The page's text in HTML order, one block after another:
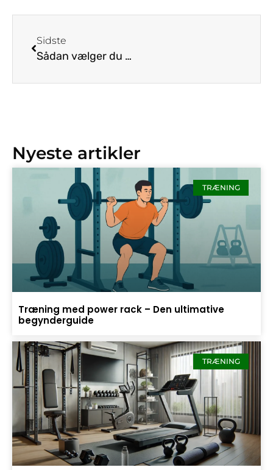
Sidste
Sådan vælger du det bedste træningsudstyr
Nyeste artikler
TRÆNING
Træning med power rack – Den ultimative
begynderguide
TRÆNING